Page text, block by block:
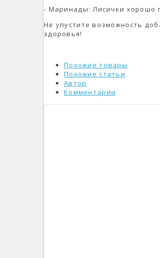
- Маринады: Лисички хорошо
Не упустите возможность
здоровья!
Похожие товары
Похожие статьи
Автор
Комментарии